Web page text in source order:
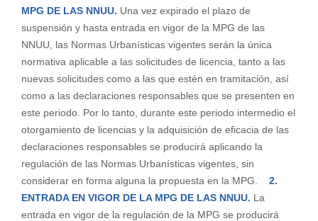
MPG DE LAS NNUU. Una vez expirado el plazo de
suspensión y hasta entrada en vigor de la MPG de las
NNUU, las Normas Urbanísticas vigentes serán la única
normativa aplicable a las solicitudes de licencia, tanto a las
nuevas solicitudes como a las que estén en tramitación, así
como a las declaraciones responsables que se presenten en
este periodo. Por lo tanto, durante este periodo intermedio el
otorgamiento de licencias y la adquisición de eficacia de las
declaraciones responsables se producirá aplicando la
regulación de las Normas Urbanísticas vigentes, sin
considerar en forma alguna la propuesta en la MPG.
2.
ENTRADA EN VIGOR DE LA MPG DE LAS NNUU. La
entrada en vigor de la regulación de la MPG se producirá